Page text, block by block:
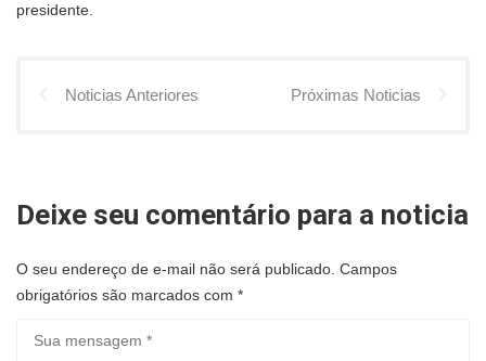
presidente.
Noticias Anteriores Próximas Noticias
Deixe seu comentário para a noticia
O seu endereço de e-mail não será publicado. Campos
obrigatórios são marcados com *